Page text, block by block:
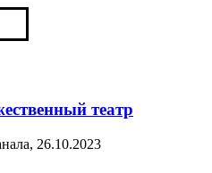
театр
26.10.2023